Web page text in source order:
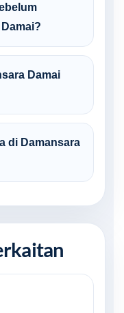
Damai
di Damansara